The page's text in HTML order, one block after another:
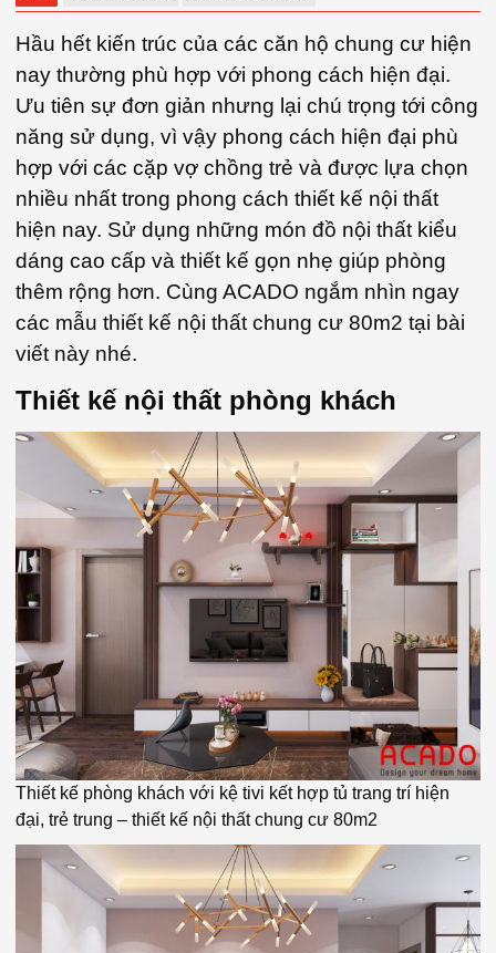
Hầu hết kiến trúc của các căn hộ chung cư hiện
nay thường phù hợp với phong cách hiện đại.
Ưu tiên sự đơn giản nhưng lại chú trọng tới công
năng sử dụng, vì vậy phong cách hiện đại phù
hợp với các cặp vợ chồng trẻ và được lựa chọn
nhiều nhất trong phong cách thiết kế nội thất
hiện nay. Sử dụng những món đồ nội thất kiểu
dáng cao cấp và thiết kế gọn nhẹ giúp phòng
thêm rộng hơn. Cùng ACADO ngắm nhìn ngay
các mẫu thiết kế nội thất chung cư 80m2 tại bài
viết này nhé.
Thiết kế nội thất phòng khách
Thiết kế phòng khách với kệ tivi kết hợp tủ trang trí hiện
đại, trẻ trung – thiết kế nội thất chung cư 80m2